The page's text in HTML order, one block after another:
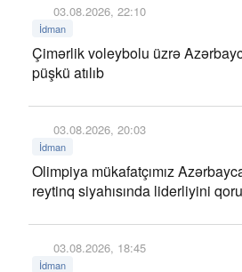
03.08.2026, 22:10
İdman
Çimərlik voleybolu üzrə
püşkü atılıb
03.08.2026, 20:03
İdman
Olimpiya mükafatçımız
reytinq siyahısında liderliyini
03.08.2026, 18:45
İdman